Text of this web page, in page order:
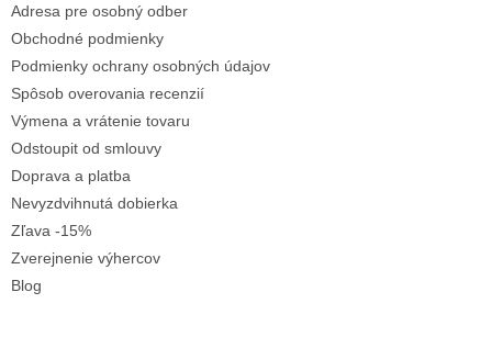
Adresa pre osobný odber
Obchodné podmienky
Podmienky ochrany osobných údajov
Spôsob overovania recenzií
Výmena a vrátenie tovaru
Odstoupit od smlouvy
Doprava a platba
Nevyzdvihnutá dobierka
Zľava -15%
Zverejnenie výhercov
Blog